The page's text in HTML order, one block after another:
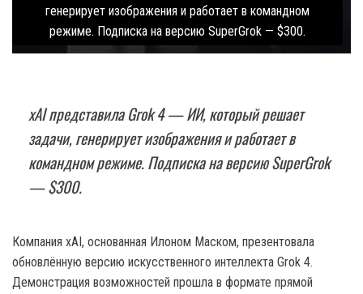
генерирует изображения и работает в командном
режиме. Подписка на версию SuperGrok — $300.
xAI представила Grok 4 — ИИ, который решает
задачи, генерирует изображения и работает в
командном режиме. Подписка на версию SuperGrok
— $300.
Компания xAI, основанная Илоном Маском, презентовала
обновлённую версию искусственного интеллекта Grok 4.
Демонстрация возможностей прошла в формате прямой